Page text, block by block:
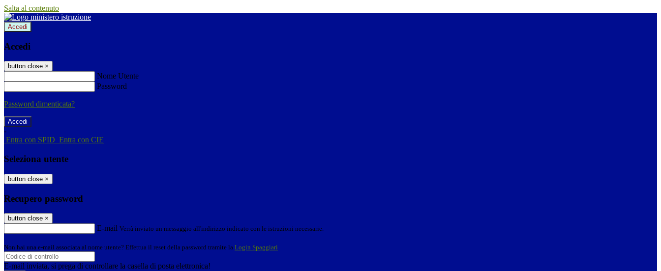
Salta al contenuto
Accedi
Accedi
button close ×
Nome Utente
Password
Password dimenticata?
-
Entra con SPID Entra con CIE
Seleziona utente
button close ×
Recupero password
button close ×
E-mail Verrà inviato un messaggio all'indirizzo indicato con le istruzioni necessarie.
Non hai una e-mail associata al nome utente? Effettua il reset della password tramite la Login Spaggiari
E-mail inviata, si prega di controllare la casella di posta elettronica!